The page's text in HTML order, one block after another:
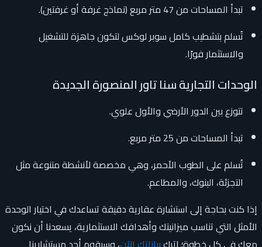
تبدأ المساحات من 47 متر مربع (نماذج غرفة أو غرفتين).
تُسلم بتشطيب كامل سوبر لوكس لتكون جاهزة للتشغيل
والاستثمار فورًا.
الوحدات التجارية سنا تاور المنصورة الجديدة
تتوزع بين الدور الأرضي والأول علوي.
تبدأ المساحات من 25 متر مربع.
تُسلم على الطوب الأحمر، وهي مخصصة لأنشطة متنوعة مثل
التجزئة، البنوك، والمطاعم.
إذا كنت بحاجة إلى استشارة عقارية دقيقة تساعدك في اختيار الوحدة
الأمثل التي تناسب ميزانيتك وأهدافك الاستثمارية، يسعدنا أن نكون